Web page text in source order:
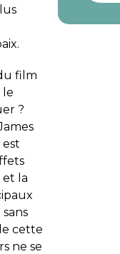
film
le
?
est
et la
sans
cette
ne se